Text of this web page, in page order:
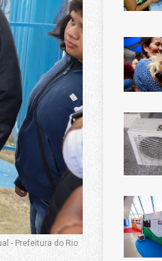
- Prefeitura do Rio